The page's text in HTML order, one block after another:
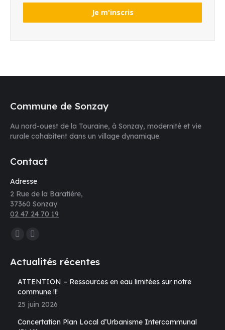
Commune de Sonzay
Au nord-ouest de la Touraine, à Sonzay, modernité et vie
rurale cohabitent dans un village dynamique.
Contact
Adresse
2 Rue de la Baratière,
37360 Sonzay
02 47 24 70 19
Trouvez nous sur :
Facebook
s'ouvre
dans
une
nouvelle
E-
mail
s'ouvre
dans
une
Actualités récentes
ATTENTION – Ressources en eau limitées sur notre
commune !!!
25 juin 2026
Concertation Plan Local d’Urbanisme Intercommunal